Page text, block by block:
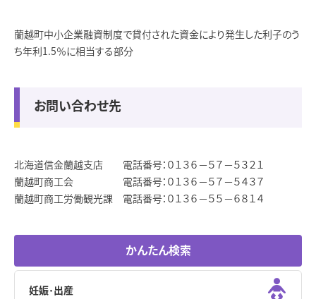
蘭越町中小企業融資制度で貸付された資金により発生した利子のう
ち年利1.5％に相当する部分
お問い合わせ先
北海道信金蘭越支店 電話番号：０１３６－５７－５３２１
蘭越町商工会 電話番号：０１３６－５７－５４３７
蘭越町商工労働観光課 電話番号：０１３６－５５－６８１４
かんたん検索
妊娠･出産